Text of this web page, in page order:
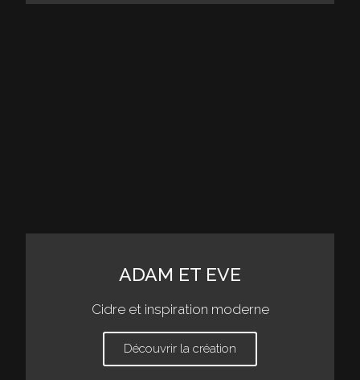
ADAM ET EVE
Cidre et inspiration moderne
Découvrir la création